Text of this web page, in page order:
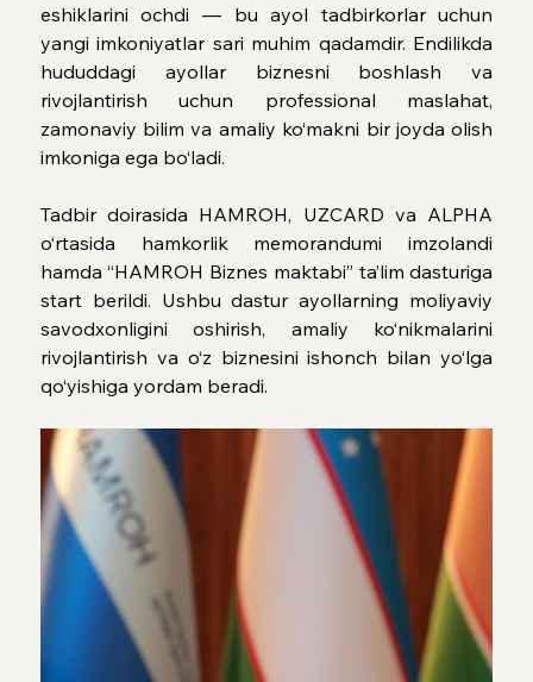
eshiklarini ochdi — bu ayol tadbirkorlar uchun
yangi imkoniyatlar sari muhim qadamdir. Endilikda
hududdagi ayollar biznesni boshlash va
rivojlantirish uchun professional maslahat,
zamonaviy bilim va amaliy ko‘makni bir joyda olish
imkoniga ega bo‘ladi.
Tadbir doirasida HAMROH, UZCARD va ALPHA
o‘rtasida hamkorlik memorandumi imzolandi
hamda “HAMROH Biznes maktabi” ta’lim dasturiga
start berildi. Ushbu dastur ayollarning moliyaviy
savodxonligini oshirish, amaliy ko‘nikmalarini
rivojlantirish va o‘z biznesini ishonch bilan yo‘lga
qo‘yishiga yordam beradi.